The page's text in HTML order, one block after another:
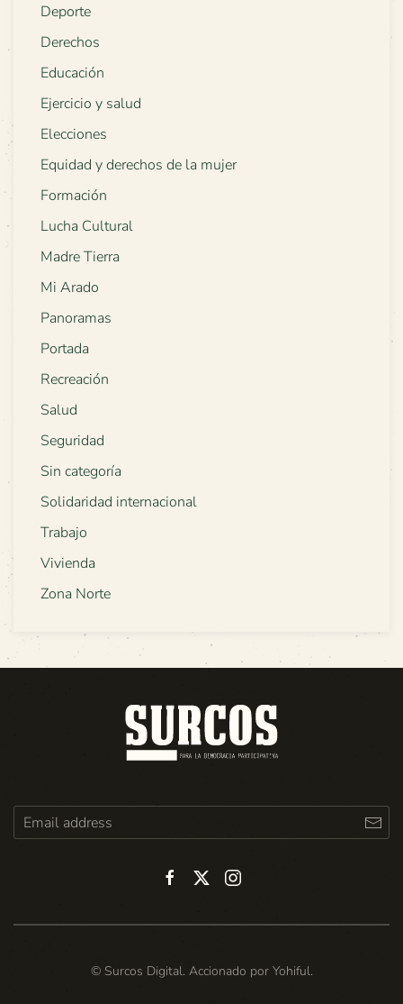
Deporte
Derechos
Educación
Ejercicio y salud
Elecciones
Equidad y derechos de la mujer
Formación
Lucha Cultural
Madre Tierra
Mi Arado
Panoramas
Portada
Recreación
Salud
Seguridad
Sin categoría
Solidaridad internacional
Trabajo
Vivienda
Zona Norte
© Surcos Digital. Accionado por Yohiful.